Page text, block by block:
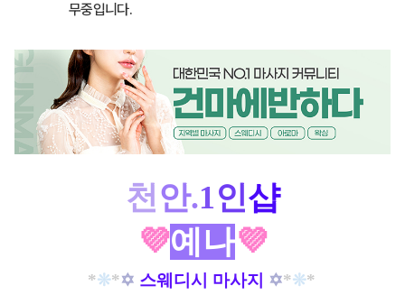
무중입니다.
천안.1인샵
💜예나💜
*❊*✡ 스웨디시 마사지 ✡*❊*